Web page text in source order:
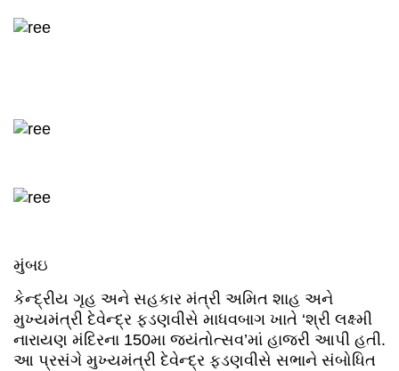
મુંબઇ
કેન્દ્રીય ગૃહ અને સહકાર મંત્રી અમિત શાહ અને
મુખ્યમંત્રી દેવેન્દ્ર ફડણવીસે માધવબાગ ખાતે ‘શ્રી લક્ષ્મી
નારાયણ મંદિરના 150મા જયંતોત્સવ’માં હાજરી આપી હતી.
આ પ્રસંગે મુખ્યમંત્રી દેવેન્દ્ર ફડણવીસે સભાને સંબોધિત